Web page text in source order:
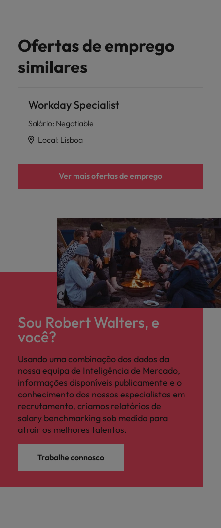
Ofertas de emprego
similares
Workday Specialist
Salário: Negotiable
Local: Lisboa
Ver mais ofertas de emprego
Sou Robert Walters, e
você?
Usando uma combinação dos dados da
nossa equipa de Inteligência de Mercado,
informações disponíveis publicamente e o
conhecimento dos nossos especialistas em
recrutamento, criamos relatórios de
salary benchmarking sob medida para
atrair os melhores talentos.
Trabalhe connosco